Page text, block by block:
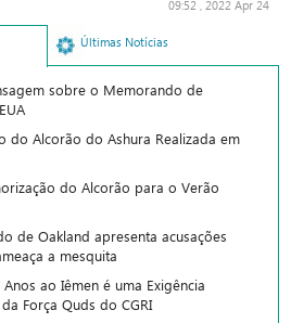
09:52 , 2022 Apr 24
Últimas Notícias
sobre o Memorando de
do Alcorão do Ashura Realizada em
do Alcorão para o Verão
de Oakland apresenta acusações
a mesquita
ao Iêmen é uma Exigência
Força Quds do CGRI